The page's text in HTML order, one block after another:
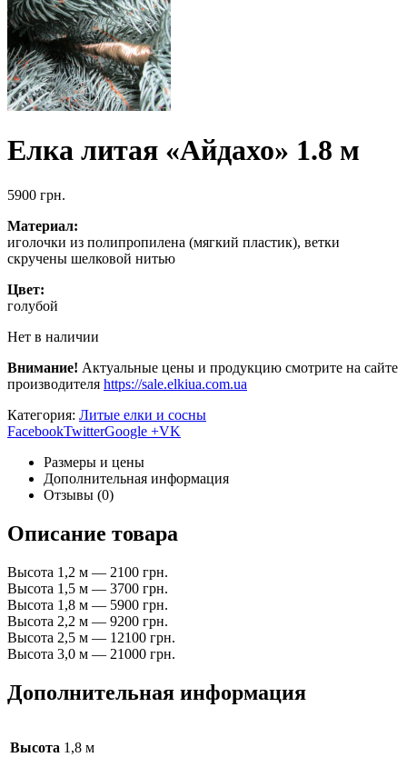
Елка литая «Айдахо» 1.8 м
5900 грн.
Материал:
иголочки из полипропилена (мягкий пластик), ветки
скручены шелковой нитью
Цвет:
голубой
Нет в наличии
Внимание! Актуальные цены и продукцию смотрите на сайте
производителя https://sale.elkiua.com.ua
Категория: Литые елки и сосны
FacebookTwitterGoogle +VK
Размеры и цены
Дополнительная информация
Отзывы (0)
Описание товара
Высота 1,2 м — 2100 грн.
Высота 1,5 м — 3700 грн.
Высота 1,8 м — 5900 грн.
Высота 2,2 м — 9200 грн.
Высота 2,5 м — 12100 грн.
Высота 3,0 м — 21000 грн.
Дополнительная информация
Высота 1,8 м